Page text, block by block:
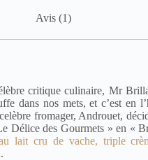
Avis (1)
critique culinaire, Mr
dans nos mets, et c’est en
fromager, Androuet,
Délice des Gourmets » en «
lait cru de vache, triple